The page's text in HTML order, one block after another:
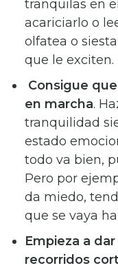
tranquilas en
acariciarlo o
olfatea o
que le exciten.
Consigue
en marcha.
tranquilidad
estado
todo va bien,
Pero por
da miedo,
que se vaya
Empieza a
recorridos